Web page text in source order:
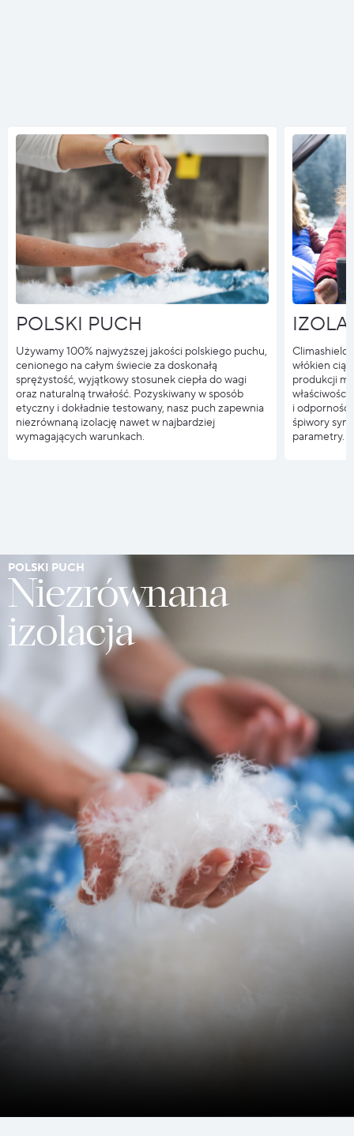
POLSKI PUCH
Używamy 100% najwyższej jakości polskiego puchu,
cenionego na całym świecie za doskonałą
sprężystość, wyjątkowy stosunek ciepła do wagi
oraz naturalną trwałość. Pozyskiwany w sposób
etyczny i dokładnie testowany, nasz puch zapewnia
niezrównaną izolację nawet w najbardziej
wymagających warunkach.
włókien
produkcji
i
śpiwory
parametry.
POLSKI PUCH
Niezrównana
izolacja